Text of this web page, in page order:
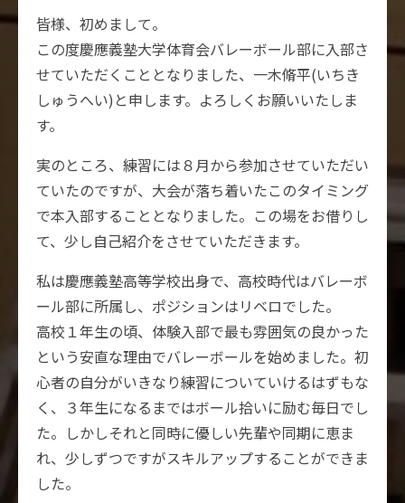
皆様、初めまして。
この度慶應義塾大学体育会バレーボール部に入部さ
せていただくこととなりました、一木脩平(いちき
しゅうへい)と申します。よろしくお願いいたしま
す。
実のところ、練習には８月から参加させていただい
ていたのですが、大会が落ち着いたこのタイミング
で本入部することとなりました。この場をお借りし
て、少し自己紹介をさせていただきます。
私は慶應義塾高等学校出身で、高校時代はバレーボ
ール部に所属し、ポジションはリベロでした。
高校１年生の頃、体験入部で最も雰囲気の良かった
という安直な理由でバレーボールを始めました。初
心者の自分がいきなり練習についていけるはずもな
く、３年生になるまではボール拾いに励む毎日でし
た。しかしそれと同時に優しい先輩や同期に恵ま
れ、少しずつですがスキルアップすることができま
した。